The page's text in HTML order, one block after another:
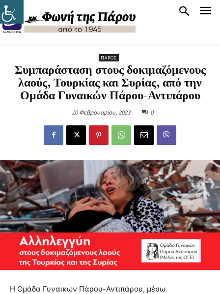
ΠΆΡΟΣ
Συμπαράσταση στους δοκιμαζόμενους
λαούς, Τουρκίας και Συρίας, από την
Ομάδα Γυναικών Πάρου-Αντιπάρου
10 Φεβρουαρίου, 2023 0
Η Ομάδα Γυναικών Πάρου-Αντιπάρου, μέσω